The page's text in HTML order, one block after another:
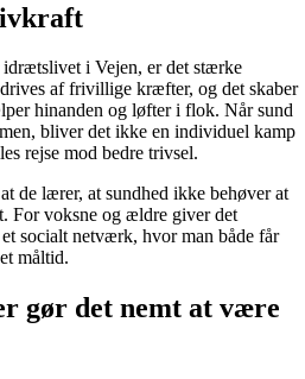
i Vejen, er det stærke
af frivillige kræfter, og det skaber
hinanden og løfter i flok. Når sund
bliver det ikke en individuel kamp
rejse mod bedre trivsel.
de lærer, at sundhed ikke behøver at
For voksne og ældre giver det
socialt netværk, hvor man både får
måltid.
gør det nemt at være